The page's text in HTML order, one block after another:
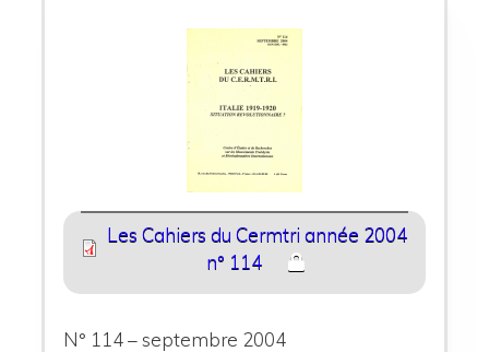
Les Cahiers du Cermtri année 2004
n° 114
N° 114 – septembre 2004